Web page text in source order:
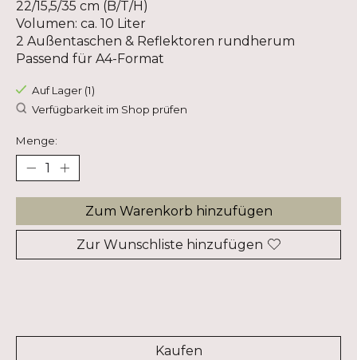
22/15,5/35 cm (B/T/H)
Volumen: ca. 10 Liter
2 Außentaschen & Reflektoren rundherum
Passend für A4-Format
Auf Lager (1)
Verfügbarkeit im Shop prüfen
Menge:
Zum Warenkorb hinzufügen
Zur Wunschliste hinzufügen
Kaufen